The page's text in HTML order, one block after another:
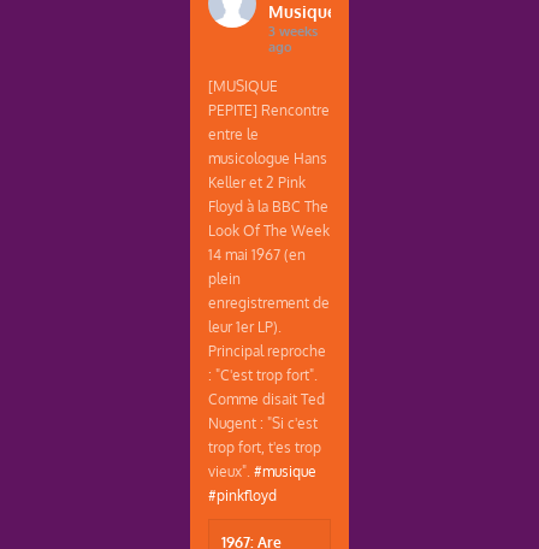
Musique
3 weeks
ago
[MUSIQUE
PEPITE] Rencontre
entre le
musicologue Hans
Keller et 2 Pink
Floyd à la BBC The
Look Of The Week
14 mai 1967 (en
plein
enregistrement de
leur 1er LP).
Principal reproche
: "C'est trop fort".
Comme disait Ted
Nugent : "Si c'est
trop fort, t'es trop
vieux".#musique
#pinkfloyd
1967: Are